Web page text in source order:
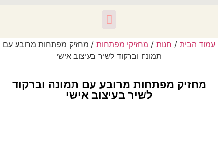
הבית /חנות /מחזיקי מפתחות/ מחזיק מפתחות מרובע עם
תמונה וברקוד לשיר בעיצוב אישי
מפתחות מרובע עם תמונה וברקוד
לשיר בעיצוב אישי